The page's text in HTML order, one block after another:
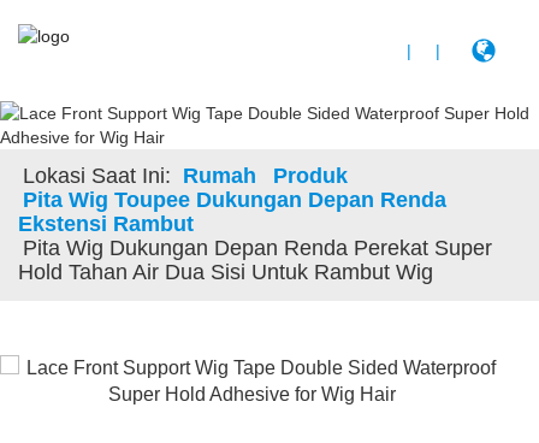
| |
Lokasi Saat Ini: Rumah
Produk
Pita Wig Toupee Dukungan Depan Renda
Ekstensi Rambut
Pita Wig Dukungan Depan Renda Perekat Super
Hold Tahan Air Dua Sisi Untuk Rambut Wig